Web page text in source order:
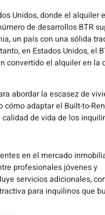
Unidos, donde el alquiler
de desarrollos BTR
un país con una sólida
en Estados Unidos, el
convertido el alquiler en la
abordar la escasez de
adaptar el Built-to-
de vida de los
en el mercado
profesionales jóvenes y
servicios adicionales,
para inquilinos que